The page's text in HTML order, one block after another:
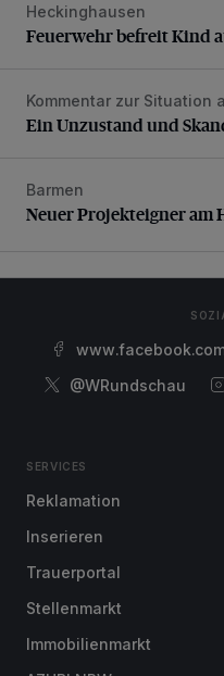
Feuerwehr befreit Kind
Heckinghausen
Feuerwehr befreit Kind
Ein Unzustand und
Kommentar zur Situation
Ein Unzustand und
Neuer Projekteigner am
Barmen
Neuer Projekteigner am
@WRundschau
SERVICES
Reklamation
Inserieren
Trauerportal
Stellenmarkt
Immobilienmarkt